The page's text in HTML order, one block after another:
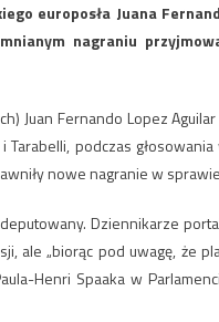
europosła Juana
nagraniu
Juan Fernando Lopez
podczas głosowania
nowe nagranie w
Dziennikarze
ale „biorąc pod uwagę, że
Henri Spaaka w